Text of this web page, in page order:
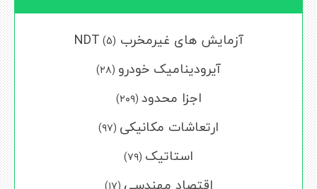
آزمایش های غیرمخرب NDT (5)
آیرودینامیک خودرو (۲۸)
اجزا محدود (۲۰۹)
ارتعاشات مکانیکی (۹۷)
استاتیک (۷۹)